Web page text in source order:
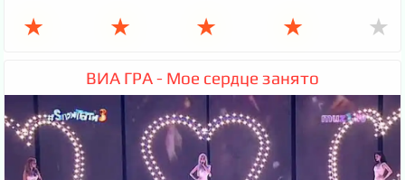
★ ★ ★ ★ ★
ВИА ГРА - Мое сердце занято